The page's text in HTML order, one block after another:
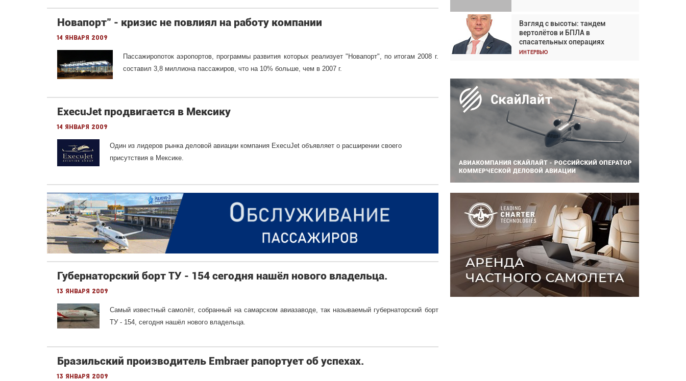
Новапорт" - кризис не повлиял на работу компании
14 января 2009
Пассажиропоток аэропортов, программы развития которых реализует "Новапорт", по итогам 2008 г.
составил 3,8 миллиона пассажиров, что на 10% больше, чем в 2007 г.
ExecuJet продвигается в Мексику
14 января 2009
Один из лидеров рынка деловой авиации компания ExecuJet объявляет о расширении своего
присутствия в Мексике.
Губернаторский борт ТУ - 154 сегодня нашёл нового владельца.
13 января 2009
Самый известный самолёт, собранный на самарском авиазаводе, так называемый губернаторский борт
ТУ - 154, сегодня нашёл нового владельца.
Бразильский производитель Embraer рапортует об успехах.
13 января 2009
Взгляд с высоты: тандем
вертолётов и БПЛА в
спасательных операциях
Интервью
Частный самолёт – это актив.
Подходите к покупке
соответствующим образом
Интервью